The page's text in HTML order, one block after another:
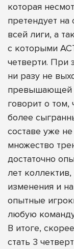
которая
претендует
всей лиги, а
с которыми
четверти. При
ни разу не
превышающей
говорит о том,
более
составе уже
множество
достаточно
лет
изменения и
опытные
любую
В итоге,
стать 3